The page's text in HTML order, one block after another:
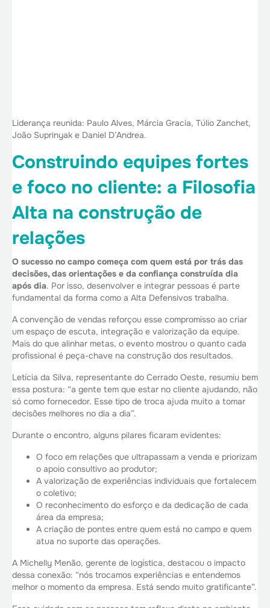
Liderança reunida: Paulo Alves, Márcia Gracia, Túlio Zanchet,
João Suprinyak e Daniel D’Andrea.
Construindo equipes fortes
e foco no cliente: a Filosofia
Alta na construção de
relações
O sucesso no campo começa com quem está por trás das
decisões, das orientações e da confiança construída dia
após dia. Por isso, desenvolver e integrar pessoas é parte
fundamental da forma como a Alta Defensivos trabalha.
A convenção de vendas reforçou esse compromisso ao criar
um espaço de escuta, integração e valorização da equipe.
Mais do que alinhar metas, o evento mostrou o quanto cada
profissional é peça-chave na construção dos resultados.
Letícia da Silva, representante do Cerrado Oeste, resumiu bem
essa postura: “a gente tem que estar no cliente ajudando, não
só como fornecedor. Esse tipo de troca ajuda muito a tomar
decisões melhores no dia a dia”.
Durante o encontro, alguns pilares ficaram evidentes:
O foco em relações que ultrapassam a venda e priorizam
o apoio consultivo ao produtor;
A valorização de experiências individuais que fortalecem
o coletivo;
O reconhecimento do esforço e da dedicação de cada
área da empresa;
A criação de pontes entre quem está no campo e quem
atua no suporte das operações.
A Michelly Menão, gerente de logística, destacou o impacto
dessa conexão: “nós trocamos experiências e entendemos
melhor o momento da empresa. Está sendo muito gratificante”.